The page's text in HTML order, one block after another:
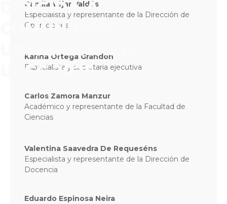
DIRIGIDA A LA
COMUNIDAD
UNIVERSITARIA
UCSC 2025
Camila Véjar Valdés
Especialista y representante de la Dirección de
Operaciones
Karina Ortega Grandón
Especialista y secretaria ejecutiva
Carlos Zamora Manzur
Académico y representante de la Facultad de
Ciencias
Valentina Saavedra De Requeséns
Especialista y representante de la Dirección de
Docencia
Eduardo Espinosa Neira